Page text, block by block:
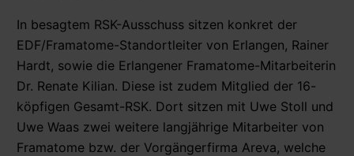
In besagtem RSK-Ausschuss sitzen konkret der
EDF/Framatome-Standortleiter von Erlangen, Rainer
Hardt, sowie die Erlangener Framatome-Mitarbeiterin
Dr. Renate Kilian. Diese ist zudem Mitglied der 16-
köpfigen Gesamt-RSK. Dort sitzen mit Uwe Stoll und
Uwe Waas zwei weitere langjährige Mitarbeiter von
Framatome bzw. der Vorgängerfirma Areva, welche